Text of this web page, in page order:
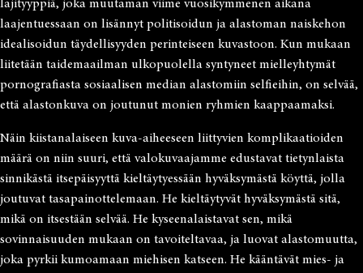
lajityyppiä, joka muutaman viime vuosikymmenen aikana
laajentuessaan on lisännyt politisoidun ja alastoman naiskehon
idealisoidun täydellisyyden perinteiseen kuvastoon. Kun mukaan
liitetään taidemaailman ulkopuolella syntyneet mielleyhtymät
pornografiasta sosiaalisen median alastomiin selfieihin, on selvää,
että alastonkuva on joutunut monien ryhmien kaappaamaksi.
Näin kiistanalaiseen kuva-aiheeseen liittyvien komplikaatioiden
määrä on niin suuri, että valokuvaajamme edustavat tietynlaista
sinnikästä itsepäisyyttä kieltäytyessään hyväksymästä köyttä, jolla
joutuvat tasapainottelemaan. He kieltäytyvät hyväksymästä sitä,
mikä on itsestään selvää. He kyseenalaistavat sen, mikä
sovinnaisuuden mukaan on tavoiteltavaa, ja luovat alastomuutta,
joka pyrkii kumoamaan miehisen katseen. He kääntävät mies- ja